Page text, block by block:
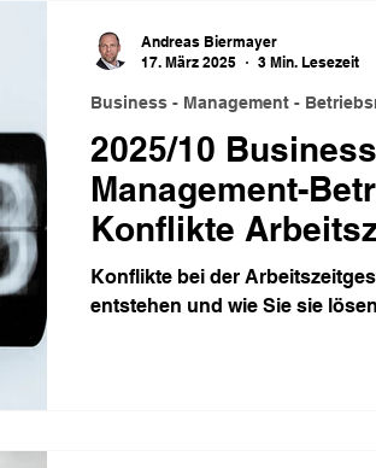
2025/10
Management-
Konflikte
Konflikte bei der
entstehen und wie Sie sie
Business - Management -
Andreas Biermayer
17. März 2025
3 Min. Lesezeit